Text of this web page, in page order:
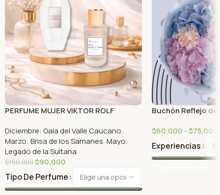
PERFUME MUJER VIKTOR ROLF
Diciembre: Gala del Valle Caucano,
Marzo: Brisa de los Samanes, Mayo:
Legado de la Sultana
$150,000$90,000
Tipo De Perfume
Buchón Reflejo de
$60,000 -$75,000
Experiencias